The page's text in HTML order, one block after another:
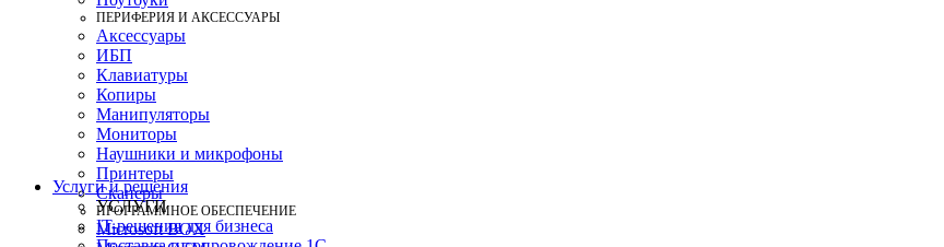
ПЕРИФЕРИЯ И АКСЕССУАРЫ
Аксессуары
ИБП
Клавиатуры
Копиры
Манипуляторы
Мониторы
Наушники и микрофоны
Принтеры
Сканеры
ПРОГРАММНОЕ ОБЕСПЕЧЕНИЕ
Microsoft BOX
Услуги и решения
УСЛУГИ
IT-решения для бизнеса